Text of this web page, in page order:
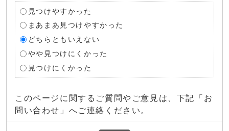
見つけやすかった
まあまあ見つけやすかった
どちらともいえない
やや見つけにくかった
見つけにくかった
このページに関するご質問やご意見は、下記「お
問い合わせ」へご連絡ください。